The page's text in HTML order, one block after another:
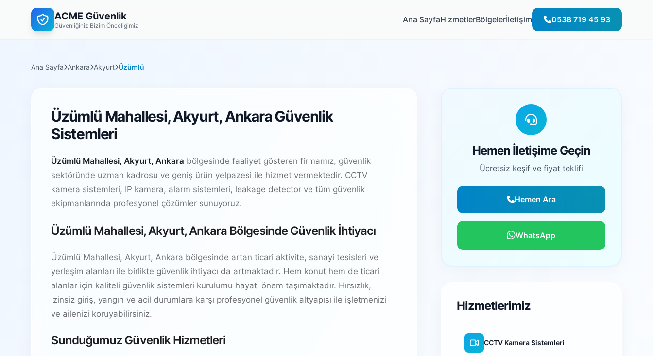
ACME Güvenlik
Güvenliğiniz Bizim Önceliğimiz
Ana SayfaHizmetlerBölgelerİletişim 0538 719 45 93
Ana Sayfa Ankara Akyurt Üzümlü
Üzümlü Mahallesi, Akyurt, Ankara Güvenlik
Sistemleri
Üzümlü Mahallesi, Akyurt, Ankara bölgesinde faaliyet gösteren firmamız, güvenlik
sektöründe uzman kadrosu ve geniş ürün yelpazesi ile hizmet vermektedir. CCTV
kamera sistemleri, IP kamera, alarm sistemleri, leakage detector ve tüm güvenlik
ekipmanlarında profesyonel çözümler sunuyoruz.
Üzümlü Mahallesi, Akyurt, Ankara Bölgesinde Güvenlik İhtiyacı
Üzümlü Mahallesi, Akyurt, Ankara bölgesinde artan ticari aktivite, sanayi tesisleri ve
yerleşim alanları ile birlikte güvenlik ihtiyacı da artmaktadır. Hem konut hem de ticari
alanlar için kaliteli güvenlik sistemleri kurulumu hayati önem taşımaktadır. Hırsızlık,
izinsiz giriş, yangın ve acil durumlara karşı profesyonel güvenlik altyapısı ile işletmenizi
ve ailenizi koruyabilirsiniz.
Sunduğumuz Güvenlik Hizmetleri
Hemen İletişime Geçin
Ücretsiz keşif ve fiyat teklifi
Hemen Ara
WhatsApp
Hizmetlerimiz
CCTV Kamera Sistemleri